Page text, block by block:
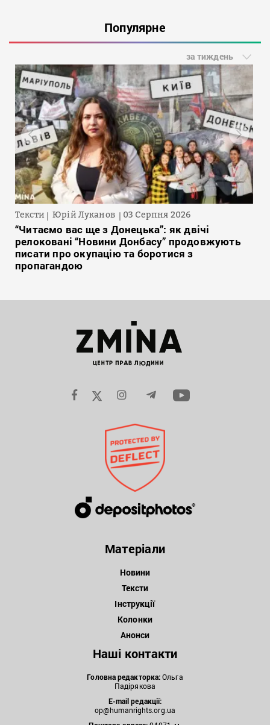
Популярне
за тиждень
Тексти Юрій Луканов 03 Серпня 2026
“Читаємо вас ще з Донецька”: як двічі
релоковані “Новини Донбасу” продовжують
писати про окупацію та боротися з
пропагандою
Матеріали
Новини
Тексти
Інструкції
Колонки
Анонси
Наші контакти
Головна редакторка:Ольга
Падірякова
E-mail редакції:
op@humanrights.org.ua